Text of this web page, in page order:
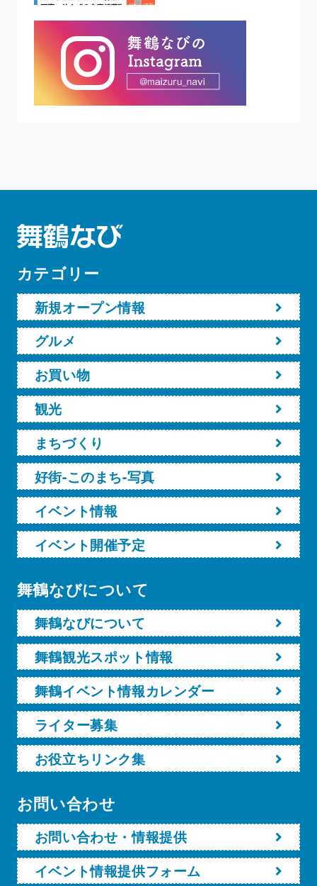
カテゴリー
新規オープン情報
グルメ
お買い物
観光
まちづくり
好街-このまち-写真
イベント情報
イベント開催予定
舞鶴なびについて
舞鶴なびについて
舞鶴観光スポット情報
舞鶴イベント情報カレンダー
ライター募集
お役立ちリンク集
お問い合わせ
お問い合わせ・情報提供
イベント情報提供フォーム